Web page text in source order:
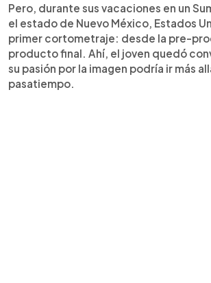
Pero, durante sus vacaciones en un
el estado de Nuevo México, Estados
primer cortometraje: desde la pre-
producto final. Ahí, el joven quedó
su pasión por la imagen podría ir más
pasatiempo.